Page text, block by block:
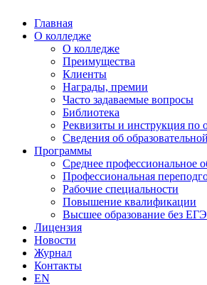
Главная
О колледже
О колледже
Преимущества
Клиенты
Награды, премии
Часто задаваемые вопросы
Библиотека
Реквизиты и инструкция по
Сведения об
Программы
Среднее профессиональное
Профессиональная
Рабочие специальности
Повышение квалификации
Высшее образование без ЕГЭ
Лицензия
Новости
Журнал
Контакты
EN